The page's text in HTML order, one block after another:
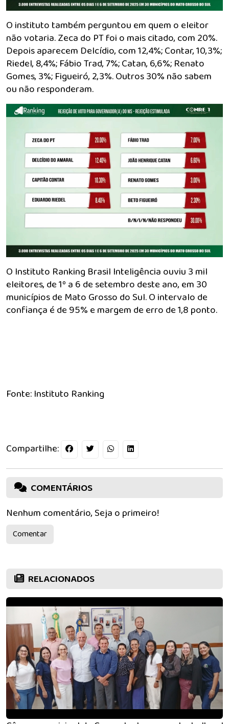
O instituto também perguntou em quem o eleitor
não votaria. Zeca do PT foi o mais citado, com 20%.
Depois aparecem Delcídio, com 12,4%; Contar, 10,3%;
Riedel, 8,4%; Fábio Trad, 7%; Catan, 6,6%; Renato
Gomes, 3%; Figueiró, 2,3%. Outros 30% não sabem
ou não responderam.
O Instituto Ranking Brasil Inteligência ouviu 3 mil
eleitores, de 1º a 6 de setembro deste ano, em 30
municípios de Mato Grosso do Sul. O intervalo de
confiança é de 95% e margem de erro de 1,8 ponto.
Fonte: Instituto Ranking
Compartilhe:
COMENTÁRIOS
Nenhum comentário, Seja o primeiro!
Comentar
RELACIONADOS